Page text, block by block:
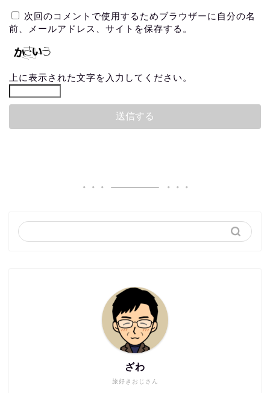
次回のコメントで使用するためブラウザーに自分の名
前、メールアドレス、サイトを保存する。
上に表示された文字を入力してください。
旅好きおじさん
ざわ